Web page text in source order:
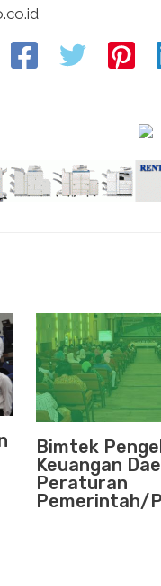
Bimtek
Keuangan
Peraturan
Pemerintah/